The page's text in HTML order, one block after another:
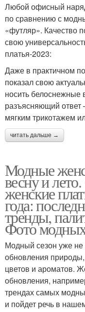
Любой офисный
по сравнению с
«футляр». Качество
свою
платья-2023:
Даже в практичном
показал свою
носить
разъясняющий ответ
мягким трикотажем
читать дальше →
Модные
весну и
женские
года:
тренды,
Фото
Модный сезон уже
обновления
цветов и ароматов.
обновления,
трендах самых
и пойдет речь в